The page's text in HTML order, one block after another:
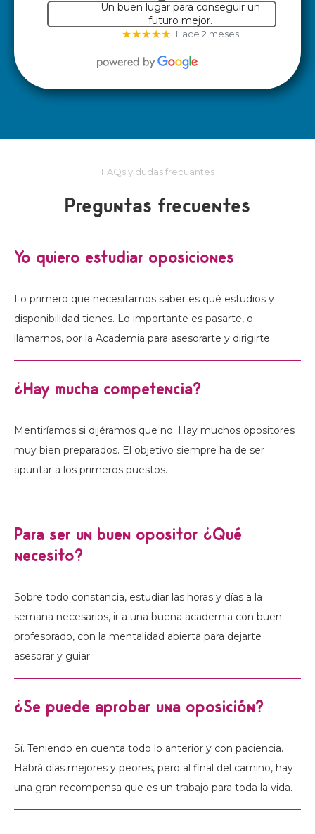
Un buen lugar para conseguir un
futuro mejor.
★★★★★ Hace 2 meses
FAQs y dudas frecuantes
Preguntas frecuentes
Yo quiero estudiar oposiciones
Lo primero que necesitamos saber es qué estudios y
disponibilidad tienes. Lo importante es pasarte, o
llamarnos, por la Academia para asesorarte y dirigirte.
¿Hay mucha competencia?
Mentiríamos si dijéramos que no. Hay muchos opositores
muy bien preparados. El objetivo siempre ha de ser
apuntar a los primeros puestos.
Para ser un buen opositor ¿Qué
necesito?
Sobre todo constancia, estudiar las horas y días a la
semana necesarios, ir a una buena academia con buen
profesorado, con la mentalidad abierta para dejarte
asesorar y guiar.
¿Se puede aprobar una oposición?
Sí. Teniendo en cuenta todo lo anterior y con paciencia.
Habrá días mejores y peores, pero al final del camino, hay
una gran recompensa que es un trabajo para toda la vida.